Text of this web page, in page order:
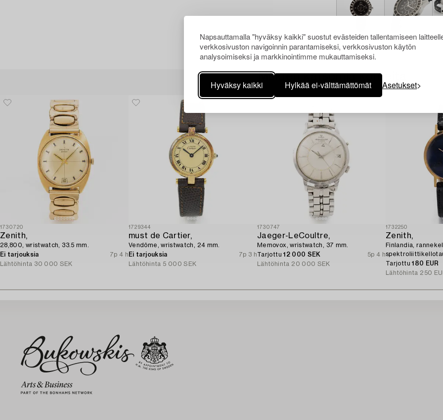
Napsauttamalla "hyväksy kaikki" suostut evästeiden tallentamiseen
verkkosivuston navigoinnin parantamiseksi, verkkosivuston käytön
analysoimiseksi ja markkinointimme mukauttamiseksi.
Hyväksy kaikki Hylkää ei-välttämättömät Asetukset
Muiden katsomia kohteita
1730720
Zenith,
28,800, wristwatch, 33.5 mm.
Ei tarjouksia
7p 4 h
Lähtöhinta 30 000 SEK
1729344
must de Cartier,
Vendôme, wristwatch, 24 mm.
Ei tarjouksia
7p 3 h
Lähtöhinta 5 000 SEK
1730747
Jaeger-LeCoultre,
Memovox, wristwatch, 37 mm.
Tarjottu12 000 SEK
5p 4 h
Lähtöhinta 20 000 SEK
1732250
Zenith,
Finlandia,
Tarjottu180 EUR
Lähtöhinta 250